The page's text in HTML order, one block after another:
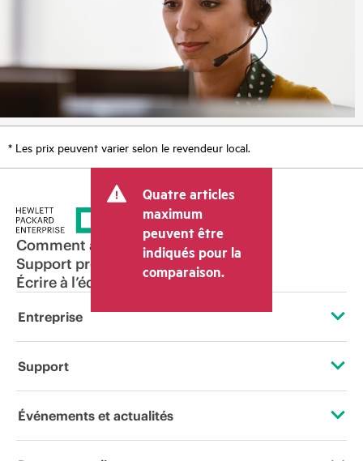
* Les prix peuvent varier selon le revendeur local.
Quatre articles
maximum
peuvent être
indiqués pour la
comparaison.
Comment acheter
Support produit
Écrire à l’équipe commerciale
Entreprise
À propos de HPE
Support
Services d’assistance opérationnelle (OSS)
Événements et actualités
Événements